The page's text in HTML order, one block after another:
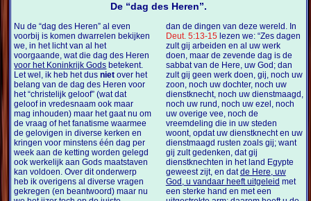
De “dag des Heren”.
Nu de “dag des Heren” al even
voorbij is komen dwarrelen bekijken
we, in het licht van al het
voorgaande, wat die dag des Heren
voor het Koninkrijk Gods betekent.
Let wel, ik heb het dusniet over het
belang van de dag des Heren voor
het “christelijk geloof” (wat dat
geloof in vredesnaam ook maar
mag inhouden) maar het gaat nu om
de vraag of het fanatisme waarmee
de gelovigen in diverse kerken en
kringen voor minstens één dag per
week aan de ketting worden gelegd
ook werkelijk aan Gods maatstaven
kan voldoen. Over dit onderwerp
heb ik overigens al diverse vragen
gekregen (en beantwoord) maar nu
dan de dingen van deze wereld. In
Deut. 5:13-15lezen we: “Zes dagen
zult gij arbeiden en al uw werk
doen, maar de zevende dag is de
sabbat van de Here, uw God; dan
zult gij geen werk doen, gij, noch uw
zoon, noch uw dochter, noch uw
dienstknecht, noch uw dienstmaagd,
noch uw rund, noch uw ezel, noch
uw overige vee, noch de
vreemdeling die in uw steden
woont, opdat uw dienstknecht en uw
dienstmaagd rusten zoals gij; want
gij zult gedenken, dat gij
dienstknechten in het land Egypte
geweest zijt, en datde Here, uw
God, u vandaar heeft uitgeleid met
een sterke hand en met een